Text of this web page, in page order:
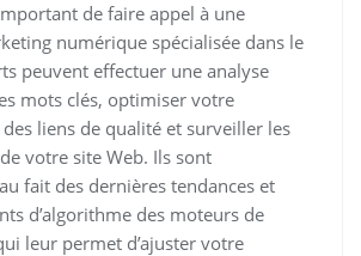
de faire appel à une
numérique spécialisée dans le
peuvent effectuer une analyse
mots clés, optimiser votre
liens de qualité et surveiller les
votre site Web. Ils sont
fait des dernières tendances et
d’algorithme des moteurs de
leur permet d’ajuster votre